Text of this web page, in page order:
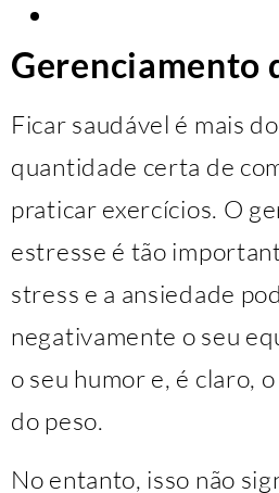
Gerenciamento
Ficar saudável é mais
quantidade certa de
praticar exercícios. O
estresse é tão
stress e a ansiedade
negativamente o seu
o seu humor e, é claro,
do peso.
No entanto, isso não